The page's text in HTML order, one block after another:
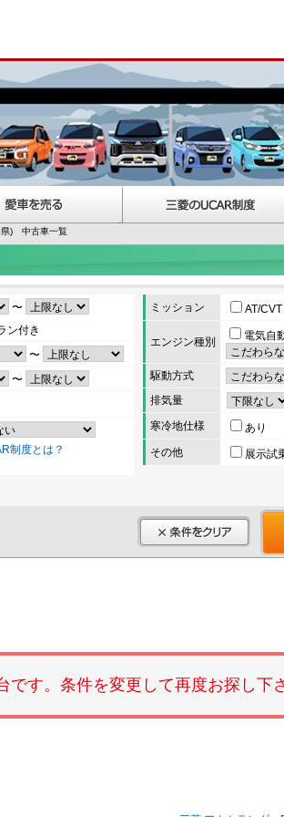
県) 中古車一覧
〜
ン付き
〜
〜
制度とは？
ミッション AT/CVT
エンジン種別 電気自
駆動方式
排気量
寒冷地仕様
あり
その他
展示試
す。条件を変更して再度お探し下